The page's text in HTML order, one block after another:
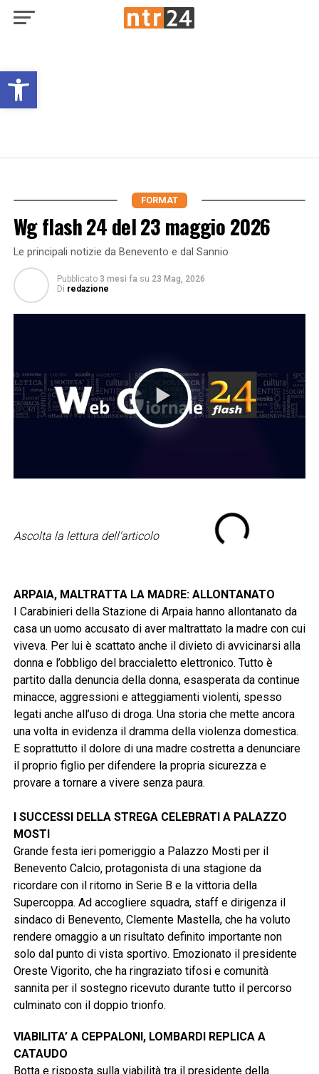
Open toolbar
FORMAT
Wg flash 24 del 23 maggio 2026
Le principali notizie da Benevento e dal Sannio
Pubblicato 3 mesi fa su 23 Mag, 2026
Di redazione
Ascolta la lettura dell'articolo
ARPAIA, MALTRATTA LA MADRE: ALLONTANATO
I Carabinieri della Stazione di Arpaia hanno allontanato da
casa un uomo accusato di aver maltrattato la madre con cui
viveva. Per lui è scattato anche il divieto di avvicinarsi alla
donna e l’obbligo del braccialetto elettronico. Tutto è
partito dalla denuncia della donna, esasperata da continue
minacce, aggressioni e atteggiamenti violenti, spesso
legati anche all’uso di droga. Una storia che mette ancora
una volta in evidenza il dramma della violenza domestica.
E soprattutto il dolore di una madre costretta a denunciare
il proprio figlio per difendere la propria sicurezza e
provare a tornare a vivere senza paura.
I SUCCESSI DELLA STREGA CELEBRATI A PALAZZO
MOSTI
Grande festa ieri pomeriggio a Palazzo Mosti per il
Benevento Calcio, protagonista di una stagione da
ricordare con il ritorno in Serie B e la vittoria della
Supercoppa. Ad accogliere squadra, staff e dirigenza il
sindaco di Benevento, Clemente Mastella, che ha voluto
rendere omaggio a un risultato definito importante non
solo dal punto di vista sportivo. Emozionato il presidente
Oreste Vigorito, che ha ringraziato tifosi e comunità
sannita per il sostegno ricevuto durante tutto il percorso
culminato con il doppio trionfo.
VIABILITA’ A CEPPALONI, LOMBARDI REPLICA A
CATAUDO
Botta e risposta sulla viabilità tra il presidente della